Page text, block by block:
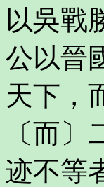
以吳戰
公以晉
天下，
〔而
迹不等